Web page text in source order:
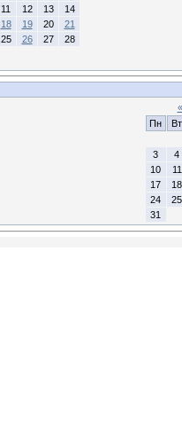
11 12 13
14
18 19 20
21
25 26 27
28
«
Пн
Вт
3
4
10
11
17
18
24
25
31